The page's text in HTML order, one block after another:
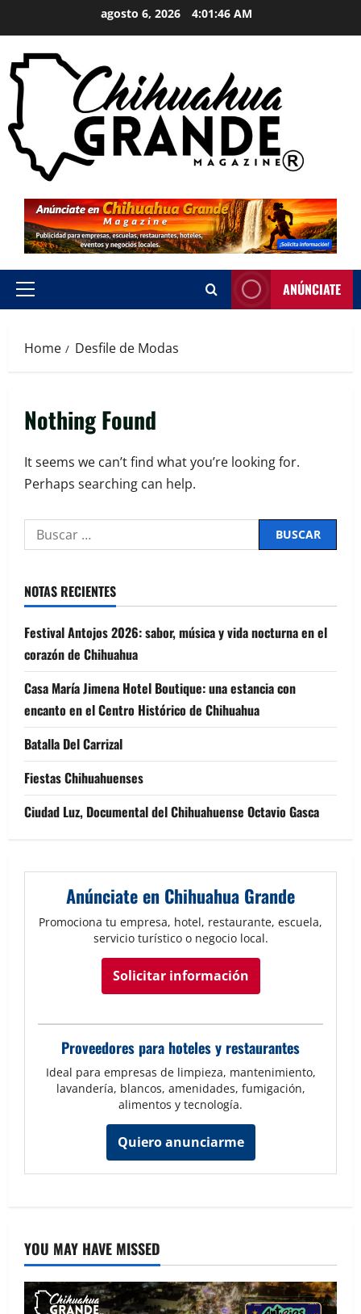
agosto 6, 2026 4:01:46 AM
ANÚNCIATE
Home Desfile de Modas
Nothing Found
It seems we can’t find what you’re looking for.
Perhaps searching can help.
NOTAS RECIENTES
Festival Antojos 2026: sabor, música y vida nocturna en el
corazón de Chihuahua
Casa María Jimena Hotel Boutique: una estancia con
encanto en el Centro Histórico de Chihuahua
Batalla Del Carrizal
Fiestas Chihuahuenses
Ciudad Luz, Documental del Chihuahuense Octavio Gasca
Anúnciate en Chihuahua Grande
Promociona tu empresa, hotel, restaurante, escuela,
servicio turístico o negocio local.
Solicitar información
Proveedores para hoteles y restaurantes
Ideal para empresas de limpieza, mantenimiento,
lavandería, blancos, amenidades, fumigación,
alimentos y tecnología.
Quiero anunciarme
YOU MAY HAVE MISSED